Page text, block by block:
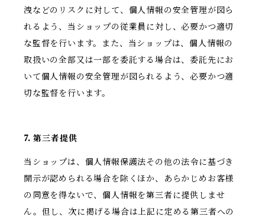
洩などのリスクに対して、個人情報の安全管理が図ら
れるよう、当ショップの従業員に対し、必要かつ適切
な監督を行います。また、当ショップは、個人情報の
取扱いの全部又は一部を委託する場合は、委託先にお
いて個人情報の安全管理が図られるよう、必要かつ適
切な監督を行います。
7. 第三者提供
当ショップは、個人情報保護法その他の法令に基づき
開示が認められる場合を除くほか、あらかじめお客様
の同意を得ないで、個人情報を第三者に提供しませ
ん。但し、次に掲げる場合は上記に定める第三者への